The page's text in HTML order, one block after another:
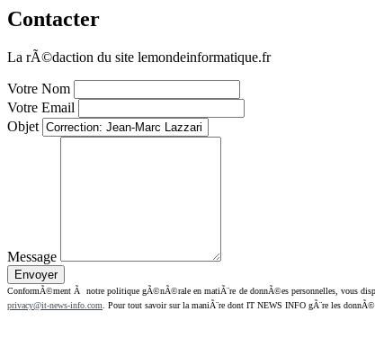
Contacter
La rÃ©daction du site lemondeinformatique.fr
Votre Nom
Votre Email
Objet
Message
ConformÃ©ment Ã notre politique gÃ©nÃ©rale en matiÃ¨re de donnÃ©es personnelles, vous
privacy@it-news-info.com . Pour tout savoir sur la maniÃ¨re dont IT NEWS INFO gÃ¨re les